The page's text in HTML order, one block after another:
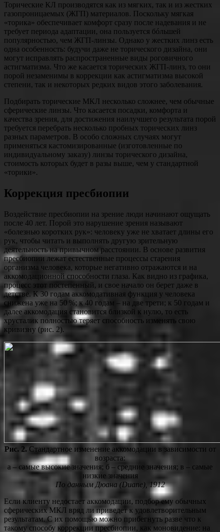
Торические КЛ производятся как из мягких, так и из жестких
газопроницаемых (ЖГП) материалов. Поскольку мягкая
«торика» обеспечивает комфорт сразу после надевания и не
требует периода адаптации, она пользуется бóльшей
популярностью, чем ЖГП-линзы. Однако у жестких линз есть
одна особенность: будучи даже не торического дизайна, они
могут исправлять распространенные виды роговичного
астигматизма. Что же касается торических ЖГП-линз, то они
порой незаменимы в коррекции как астигматизма высокой
степени, так и некоторых редких видов этого заболевания.
Подбирать торические МКЛ несколько сложнее, чем обычные
сферические линзы. Что касается посадки, комфорта и
качества зрения, для достижения наилучшего результата порой
требуется перебрать несколько пробных торических линз
разных параметров. В особо сложных случаях могут
применяться кастомизированные (изготовленные по
индивидуальному заказу) линзы торического дизайна,
стоимость которых будет в разы выше, чем у стандартной
«торики».
Коррекция пресбиопии
Воздействие пресбиопии на зрение люди начинают ощущать
после 40 лет. Порой это нарушение зрения называют
«болезнью коротких рук»: человеку уже не хватает длины его
рук, чтобы читать и выполнять другую зрительную
деятельность на привычном расстоянии. В основе развития
пресбиопии лежат естественные процессы старения
организма человека, которые негативно отражаются и на
аккомодационной способности глаза. Как видно из графика,
процесс этот постепенный, и свое начало он берет даже в
детстве. К 30 годам аккомодативная функция у человека
снижена уже на 50 %; к 40 годам – на две трети; к 50 годам и
далее аккомодация становится близкой к нулю, то есть
хрусталик полностью теряет способность изменять свою
кривизну (рис. 2).
Рис. 2. Стандартное изменение аккомодации в зависимости от
возраста:
а – самые высокие значения; б – средние значения; в – самые
низкие значения
По данным Дюана (Duane), 1912
Если клиенту недостает аккомодации, подбор ему обычных
сферических МКЛ вряд ли приведет к удовлетворительным
результатам. С их помощью можно прибегнуть разве что к
такому способу коррекции пресбиопии, как моновидение: на